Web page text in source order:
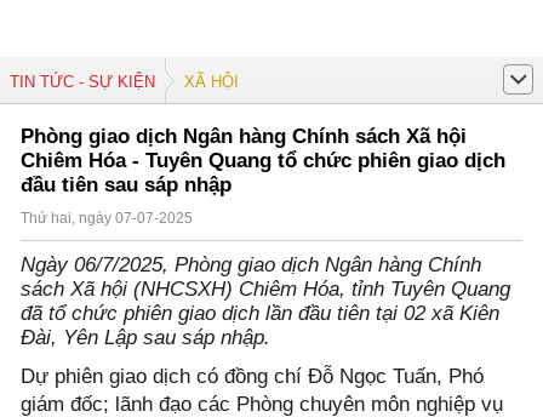
TIN TỨC - SỰ KIỆN XÃ HỘI
Phòng giao dịch Ngân hàng Chính sách Xã hội
Chiêm Hóa - Tuyên Quang tổ chức phiên giao dịch
đầu tiên sau sáp nhập
Thứ hai, ngày 07-07-2025
Ngày 06/7/2025, Phòng giao dịch Ngân hàng Chính
sách Xã hội (NHCSXH) Chiêm Hóa, tỉnh Tuyên Quang
đã tổ chức phiên giao dịch lần đầu tiên tại 02 xã Kiên
Đài, Yên Lập sau sáp nhập.
Dự phiên giao dịch có đồng chí Đỗ Ngọc Tuấn, Phó
giám đốc; lãnh đạo các Phòng chuyên môn nghiệp vụ